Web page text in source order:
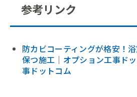
参考リンク
防カビコーティングが格安！
保つ施工｜オプション工事ド
事ドットコム